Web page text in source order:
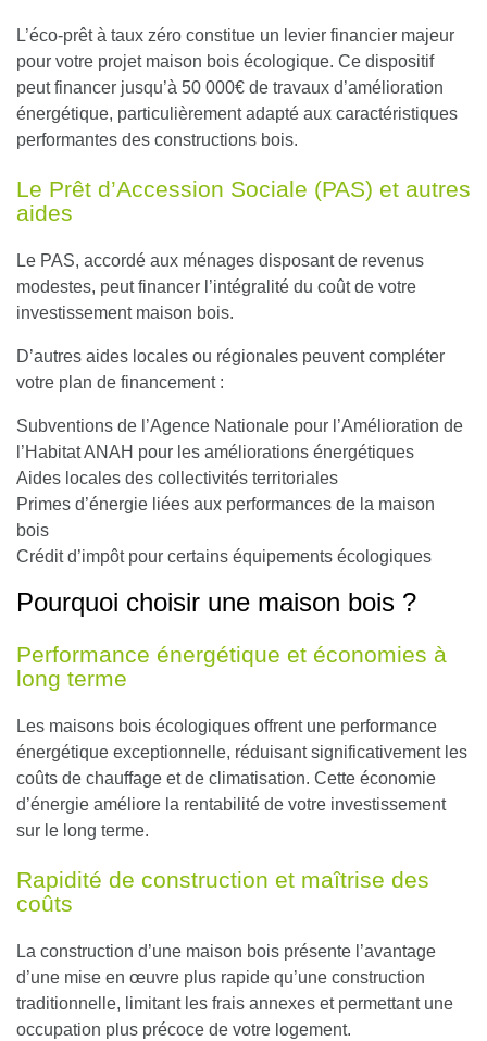
L’éco-prêt à taux zéro constitue un levier financier majeur
pour votre projet maison bois écologique. Ce dispositif
peut financer jusqu’à 50 000€ de travaux d’amélioration
énergétique, particulièrement adapté aux caractéristiques
performantes des constructions bois.
Le Prêt d’Accession Sociale (PAS) et autres
aides
Le PAS, accordé aux ménages disposant de revenus
modestes, peut financer l’intégralité du coût de votre
investissement maison bois.
D’autres aides locales ou régionales peuvent compléter
votre plan de financement :
Subventions de l’Agence Nationale pour l’Amélioration de
l’Habitat ANAH pour les améliorations énergétiques
Aides locales des collectivités territoriales
Primes d’énergie liées aux performances de la maison
bois
Crédit d’impôt pour certains équipements écologiques
Pourquoi choisir une maison bois ?
Performance énergétique et économies à
long terme
Les maisons bois écologiques offrent une performance
énergétique exceptionnelle, réduisant significativement les
coûts de chauffage et de climatisation. Cette économie
d’énergie améliore la rentabilité de votre investissement
sur le long terme.
Rapidité de construction et maîtrise des
coûts
La construction d’une maison bois présente l’avantage
d’une mise en œuvre plus rapide qu’une construction
traditionnelle, limitant les frais annexes et permettant une
occupation plus précoce de votre logement.